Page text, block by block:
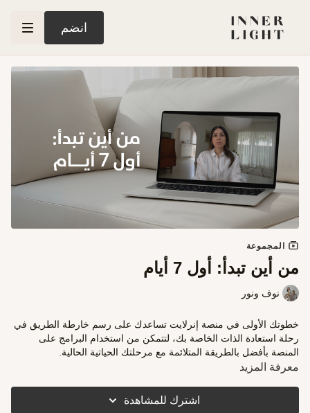
انضم
المجموعة
من أين تبدأ: أول 7 أيام
نوف ونور
خطوتك الأولى في منصة إنرلايت تساعدك على رسم خارطة الطريق في
رحلة استعادة الذات الخاصة بك، لتتمكن من استخدام البرامج على
المنصة بأفضل بالطريقة المتلائمة مع مرحلتك الحياتية الحالية.
معرفة المزيد
اشترك للمشاهدة